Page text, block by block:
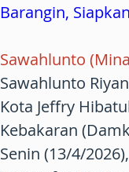
Barangin,
Sawahlunto
Sawahlunto
Kota Jeffry
Kebakaran
Senin (13/4/